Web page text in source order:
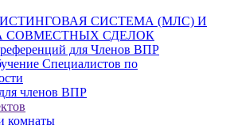
СИСТЕМА (МЛС) И
СОВМЕСТНЫХ СДЕЛОК
для Членов ВПР
Специалистов по
членов ВПР
комнаты